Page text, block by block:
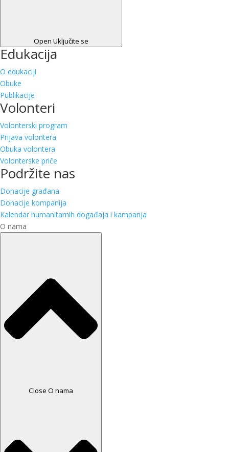
Open Uključite se
Edukacija
O edukaciji
Obuke
Publikacije
Volonteri
Volonterski program
Prijava volontera
Obuka volontera
Volonterske priče
Podržite nas
Donacije građana
Donacije kompanija
Kalendar humanitarnih događaja i kampanja
O nama
Close O nama